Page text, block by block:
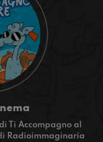
Ti Accompagno al
Radioimmaginaria